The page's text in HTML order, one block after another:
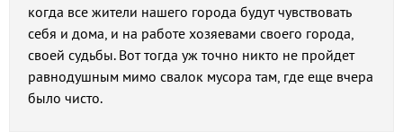
когда все жители нашего города будут чувствовать
себя и дома, и на работе хозяевами своего города,
своей судьбы. Вот тогда уж точно никто не пройдет
равнодушным мимо свалок мусора там, где еще вчера
было чисто.